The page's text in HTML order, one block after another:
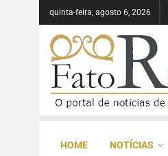
quinta-feira, agosto 6, 2026
HOME NOTÍCIAS